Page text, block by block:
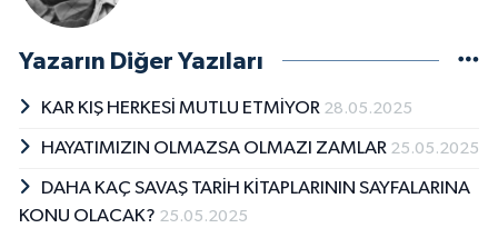
Yazarın Diğer Yazıları
KAR KIŞ HERKESİ MUTLU ETMİYOR 28.05.2025
HAYATIMIZIN OLMAZSA OLMAZI ZAMLAR 25.05.2025
DAHA KAÇ SAVAŞ TARİH KİTAPLARININ SAYFALARINA
KONU OLACAK? 25.05.2025